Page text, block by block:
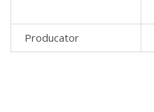
Producator